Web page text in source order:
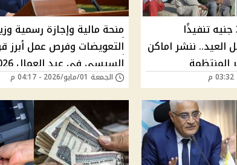
منحة إستثنائية 3000 جنيه تنفيذًا
العيد.. ننشر اماكن
المنتظمة
منحة مالية وإجازة رسمية
التعويضات وفرص عمل أبرز
السيسي في عيد العمال 2026
الجمعة 01/مايو/2026 - 04:17 م